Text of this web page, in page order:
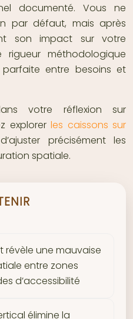
documenté. Vous ne
par défaut, mais après
son impact sur votre
méthodologique
entre besoins et
votre réflexion sur
explorer les caissons sur
précisément les
spatiale.
révèle une mauvaise
entre zones
d’accessibilité
élimine la